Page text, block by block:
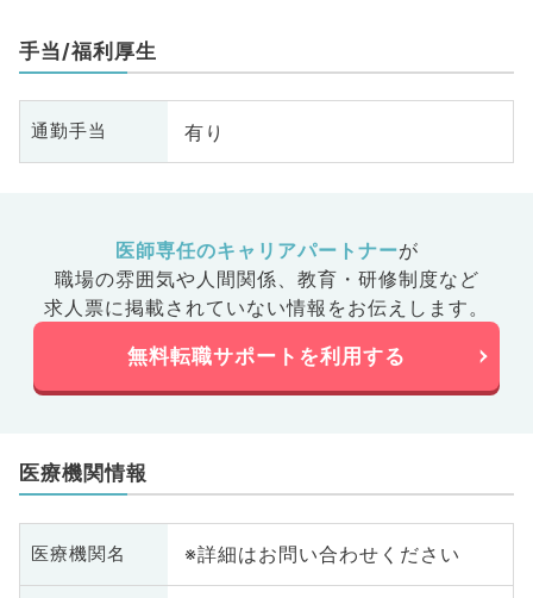
手当/福利厚生
通勤手当 有り
医師専任のキャリアパートナーが
職場の雰囲気や人間関係、 教育・研修制度など
求人票に掲載されていない情報をお伝えします。
無料転職サポートを利用する
医療機関情報
医療機関名 ※詳細はお問い合わせください